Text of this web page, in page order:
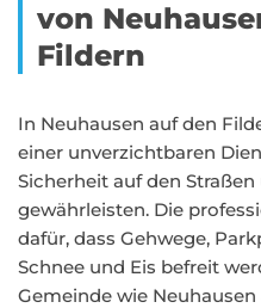
von
Fildern
In Neuhausen auf den
einer unverzichtbaren
Sicherheit auf den
gewährleisten. Die
dafür, dass Gehwege,
Schnee und Eis befreit
Gemeinde wie